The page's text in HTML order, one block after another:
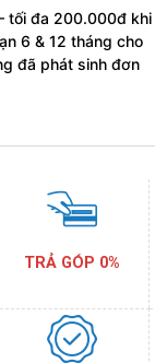
tối đa 200.000đ khi
6 & 12 tháng cho
đã phát sinh đơn
TRẢ GÓP 0%